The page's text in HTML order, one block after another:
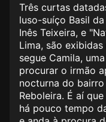
Três curtas
luso-suíço Basil
Inês Teixeira, e
Lima, são
segue Camila,
procurar o irmão
nocturna do
Reboleira. É aí
há pouco tempo